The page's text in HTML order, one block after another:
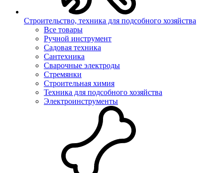
Строительство, техника для подсобного хозяйства
Все товары
Ручной инструмент
Садовая техника
Сантехника
Сварочные электроды
Стремянки
Строительная химия
Техника для подсобного хозяйства
Электроинструменты